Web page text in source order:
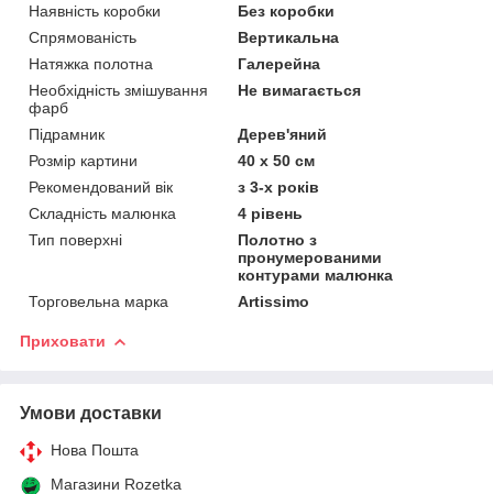
Наявність коробки
Без коробки
Спрямованість
Вертикальна
Натяжка полотна
Галерейна
Необхідність змішування
фарб
Не вимагається
Підрамник
Дерев'яний
Розмір картини
40 х 50 см
Рекомендований вік
з 3-х років
Складність малюнка
4 рівень
Тип поверхні
Полотно з
пронумерованими
контурами малюнка
Торговельна марка
Artissimo
Приховати
Умови доставки
Нова Пошта
Магазини Rozetka